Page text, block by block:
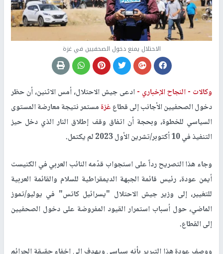
الاحتلال يمنع دخول الصحفيين في غزة
وكالات -النجاح الإخباري -ادعى جيش الاحتلال، أمس الاثنين، أن حظر
دخول الصحفيين الأجانب إلى قطاعغزةمستمر نتيجة معارضة المستوى
السياسي للخطوة، وبحجة أن اتفاق وقف إطلاق النار الذي دخل حيز
التنفيذ في 10 أكتوبر/تشرين الأول 2023 لم يكتمل.
وجاء هذا التصريح رداً على استجواب قدّمه النائب العربي في الكنيست
أيمن عودة، رئيس قائمة الجبهة الديمقراطية للسلام والقائمة العربية
للتغيير، إلى وزير جيش الاحتلال "يسرائيل كاتس" في يوليو/تموز
الماضي، حول أسباب استمرار القيود المفروضة على دخول الصحفيين
إلى القطاع.